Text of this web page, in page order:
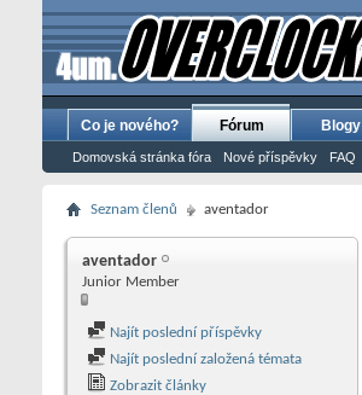
Co je nového? Fórum
Domovská stránka fóra Nové příspěvky FAQ
Blogy
Seznam členů aventador
aventador
Junior Member
Najít poslední příspěvky
Najít poslední založená témata
Zobrazit články